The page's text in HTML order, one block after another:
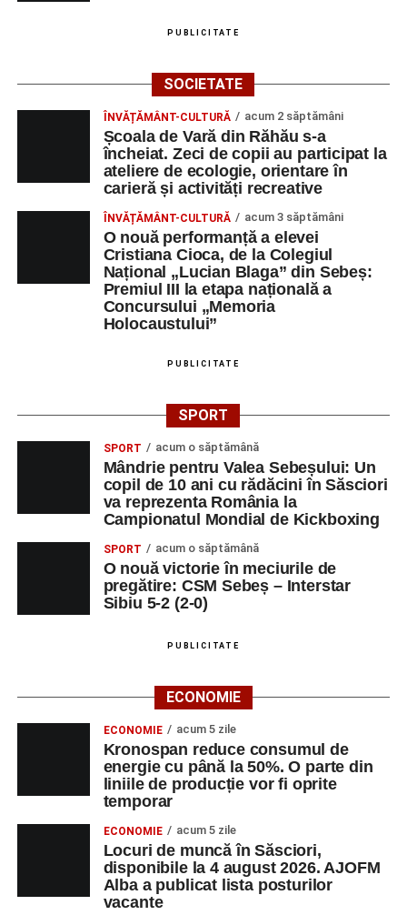
PUBLICITATE
SOCIETATE
ÎNVĂȚĂMÂNT-CULTURĂ acum 2 săptămâni
Școala de Vară din Răhău s-a
încheiat. Zeci de copii au participat la
ateliere de ecologie, orientare în
carieră și activități recreative
ÎNVĂȚĂMÂNT-CULTURĂ acum 3 săptămâni
O nouă performanță a elevei
Cristiana Cioca, de la Colegiul
Național „Lucian Blaga” din Sebeș:
Premiul III la etapa națională a
Concursului „Memoria
Holocaustului”
PUBLICITATE
SPORT
SPORT acum o săptămână
Mândrie pentru Valea Sebeșului: Un
copil de 10 ani cu rădăcini în Săsciori
va reprezenta România la
Campionatul Mondial de Kickboxing
SPORT acum o săptămână
O nouă victorie în meciurile de
pregătire: CSM Sebeș – Interstar
Sibiu 5-2 (2-0)
PUBLICITATE
ECONOMIE
ECONOMIE acum 5 zile
Kronospan reduce consumul de
energie cu până la 50%. O parte din
liniile de producție vor fi oprite
temporar
ECONOMIE acum 5 zile
Locuri de muncă în Săsciori,
disponibile la 4 august 2026. AJOFM
Alba a publicat lista posturilor
vacante